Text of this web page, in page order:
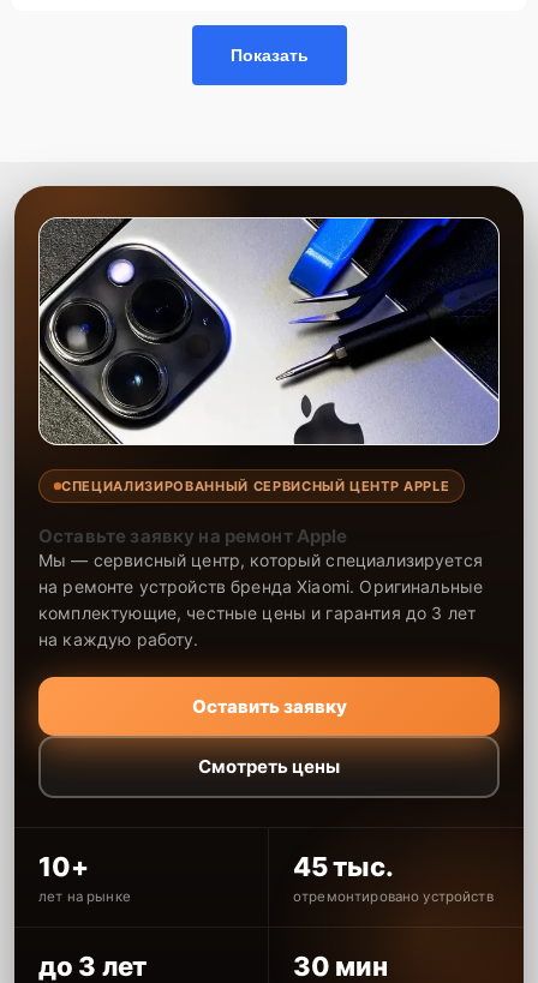
Сервисный центр предоставляет услуги профессионалов,
оригинальные запчасти и проверенные аналоги, что гарантирует
Показать
СПЕЦИАЛИЗИРОВАННЫЙ СЕРВИСНЫЙ ЦЕНТР APPLE
Оставьте заявку на ремонт Apple
Мы — сервисный центр, который специализируется
на ремонте устройств бренда Xiaomi. Оригинальные
комплектующие, честные цены и гарантия до 3 лет
на каждую работу.
Оставить заявку
Смотреть цены
10+
лет на рынке
45 тыс.
отремонтировано устройств
до 3 лет 30 мин